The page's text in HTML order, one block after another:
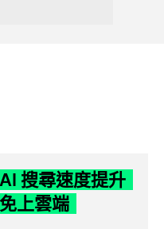
搜尋速度提升
上雲端